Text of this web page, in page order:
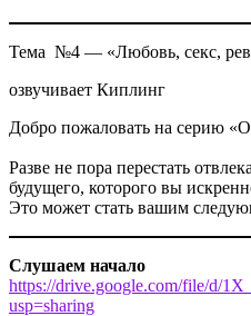
Тема №4 — «Любовь, секс,
озвучивает Киплинг
Добро пожаловать на серию
Разве не пора перестать
будущего, которого вы
Это может стать вашим
Слушаем начало
https://drive.google.com/file/d/
usp=sharing